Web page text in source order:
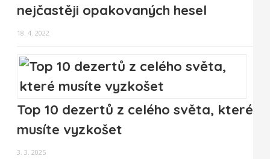
nejčastěji opakovaných hesel
18. 4. 2022
Top 10 dezertů z celého světa, které
musíte vyzkošet
3. 3. 2025